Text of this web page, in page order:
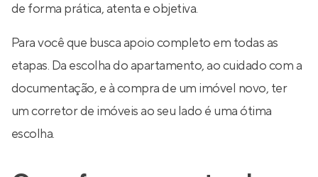
de forma prática, atenta e objetiva.
Para você que busca apoio completo em todas as
etapas. Da escolha do apartamento, ao cuidado com a
documentação, e à compra de um imóvel novo, ter
um corretor de imóveis ao seu lado é uma ótima
escolha.